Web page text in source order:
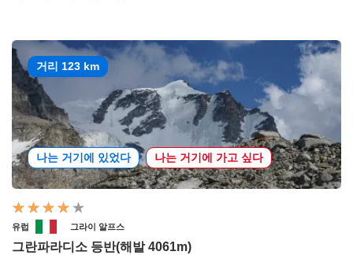
거리 123 km
나는 거기에 있었다 나는 거기에 가고 싶다
유럽 그라이 알프스
그란파라디소 등반(해발 4061m)